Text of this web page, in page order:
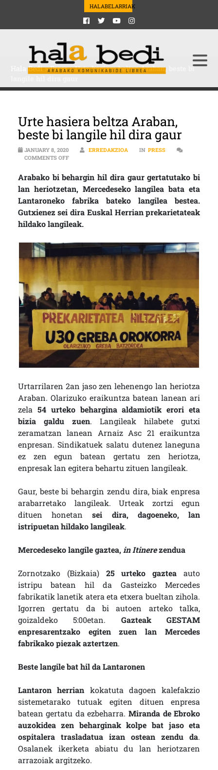
HALABELARRIAK
Hala Bedi>Press>Urte hasiera beltza Araban, beste bi
Urte hasiera beltza Araban,
beste bi langile hil dira gaur
JANUARY 8, 2020 ERREDAKZIOA IN PRESS
COMMENTS OFFON URTE HASIERA BELTZA ARABAN, BESTE BI
Arabako bi behargin hil dira gaur gertatutako bi
lan heriotzetan, Mercedeseko langilea bata eta
Lantaroneko fabrika bateko langilea bestea.
Gutxienez sei dira Euskal Herrian prekarietateak
hildako langileak.
Urtarrilaren 2an jaso zen lehenengo lan heriotza
Araban. Olarizuko eraikuntza batean lanean ari
zela 54 urteko behargina aldamiotik erori eta
bizia galdu zuen. Langileak hilabete gutxi
zeramatzan lanean Arnaiz Asc 21 eraikuntza
enpresan. Sindikatuek salatu dutenez laneguna
ez zen egun batean gertatu zen heriotza,
enpresak lan egitera behartu zituen langileak.
Gaur, beste bi behargin zendu dira, biak enpresa
arabarretako langileak. Urteak zortzi egun
dituen honetansei dira, dagoeneko, lan
istripuetan hildako langileak.
Mercedeseko langile gaztea,in Itinerezendua
Zornotzako (Bizkaia) 25 urteko gaztea auto
istripu batean hil da Gasteizko Mercedes
fabrikatik lanetik atera eta etxera bueltan zihola.
Igorren gertatu da bi autoen arteko talka,
goizaldeko 5:00etan. Gazteak GESTAM
enpresarentzako egiten zuen lan Mercedes
fabrikako piezak aztertzen.
Beste langile bat hil da Lantaronen
Lantaron herrian kokatuta dagoen kalefakzio
sistemetarako tutuak egiten dituen enpresa
batean gertatu da ezbeharra.Miranda de Ebroko
auzokidea zen beharginak kolpe bat jaso eta
ospitalera trasladatua izan ostean zendu da.
Osalanek ikerketa abiatu du lan heriotzaren
arrazoiak argitzeko.